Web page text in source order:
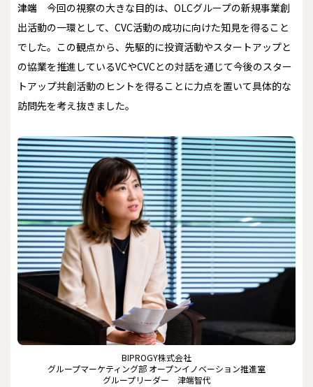
津端
今回の視察の大きな目的は、OLCグループの新規事業創
出活動の一環として、CVC活動の成功に向けた知見を得ること
でした。この観点から、先駆的に投資活動やスタートアップと
の協業を推進しているVCやCVCとの対話を通じて今後のスター
トアップ共創活動のヒントを得ることに力点を置いて具体的な
訪問先を考え抜きました。
BIPROGY株式会社
グループマーケティング部 オープンイノベーション推進室
グループリーダー 津端智代